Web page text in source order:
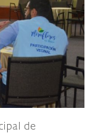
de